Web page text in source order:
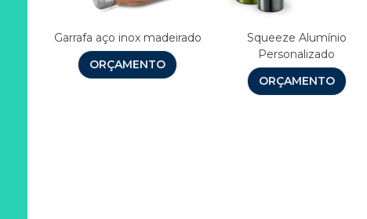
Garrafa aço inox madeirado
ORÇAMENTO
Squeeze Alumínio
Personalizado
ORÇAMENTO